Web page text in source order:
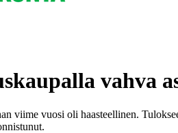
vahva
viime vuosi oli haasteellinen.